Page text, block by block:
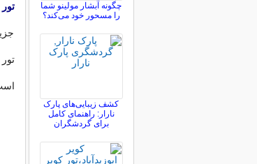
چگونه آبشار مولینو شما
را مسحور خود می‌کند؟
کشف زیبایی‌های پارک
نارار: راهنمای کامل
برای گردشگران